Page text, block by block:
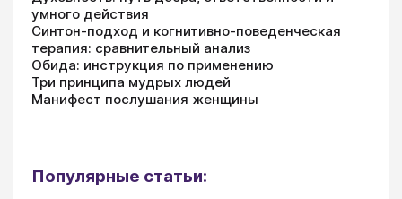
умного действия
Синтон-подход и когнитивно-поведенческая
терапия: сравнительный анализ
Обида: инструкция по применению
Три принципа мудрых людей
Манифест послушания женщины
Популярные статьи: